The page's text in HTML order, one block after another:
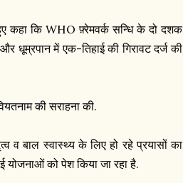
कहा कि WHO फ़्रेमवर्क सन्धि के दो दशक
धूम्रपान में एक-तिहाई की गिरावट दर्ज की
की सराहना की.
व बाल स्वास्थ्य के लिए हो रहे प्रयासों का
को पेश किया जा रहा है.